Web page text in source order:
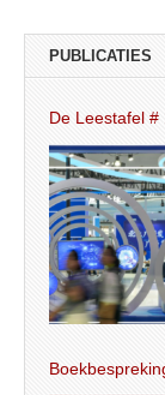
PUBLICATIES